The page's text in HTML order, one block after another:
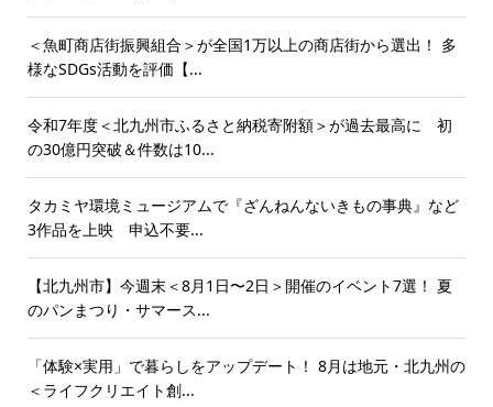
＜魚町商店街振興組合＞が全国1万以上の商店街から選出！ 多
様なSDGs活動を評価【...
令和7年度＜北九州市ふるさと納税寄附額＞が過去最高に 初
の30億円突破＆件数は10...
タカミヤ環境ミュージアムで『ざんねんないきもの事典』など
3作品を上映 申込不要...
【北九州市】今週末＜8月1日〜2日＞開催のイベント7選！ 夏
のパンまつり・サマース...
「体験×実用」で暮らしをアップデート！ 8月は地元・北九州の
＜ライフクリエイト創...